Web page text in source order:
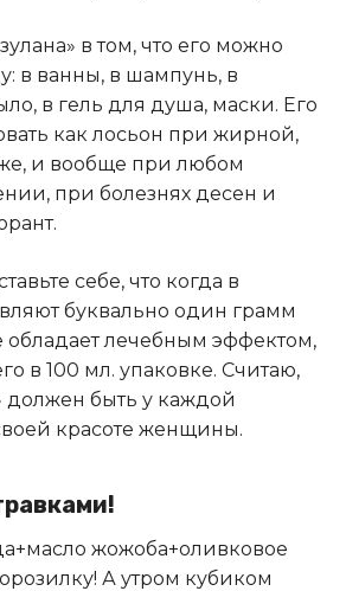
в том, что его можно
в ванны, в шампунь, в
в гель для душа, маски. Его
как лосьон при жирной,
и вообще при любом
при болезнях десен и
себе, что когда в
буквально один грамм
обладает лечебным эффектом,
в 100 мл. упаковке. Считаю,
должен быть у каждой
красоте женщины.
жожоба+оливковое
А утром кубиком